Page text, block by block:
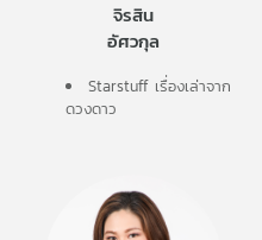
จิรสิน
อัศวกุล
Starstuff เรื่องเล่าจาก
ดวงดาว